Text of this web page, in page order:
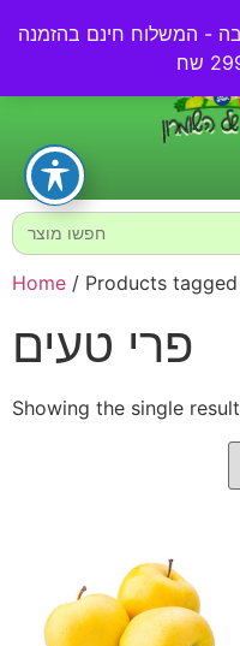
- המשלוח חינם בהזמנה
Search
for:
Home
פרי טעים
Showing the single result